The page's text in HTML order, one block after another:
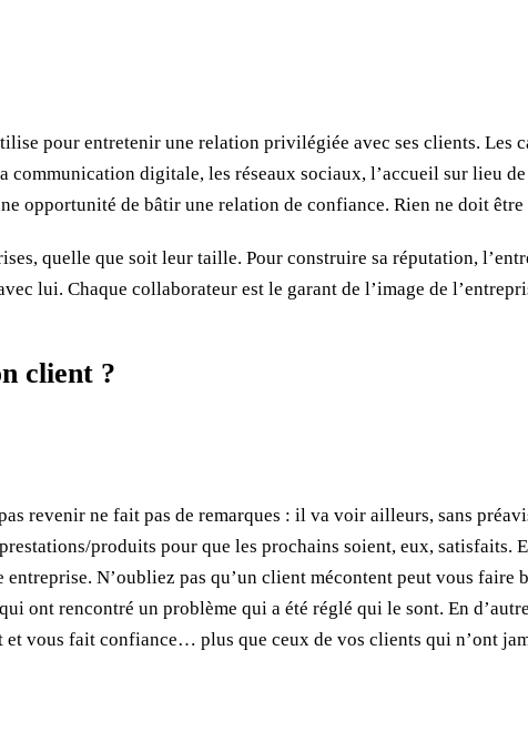
pour entretenir une relation privilégiée avec ses clients. Les
digitale, les réseaux sociaux, l’accueil sur lieu
opportunité de bâtir une relation de confiance. Rien ne doit
quelle que soit leur taille. Pour construire sa réputation,
lui. Chaque collaborateur est le garant de l’image de
client ?
revenir ne fait pas de remarques : il va voir ailleurs, sans
produits pour que les prochains soient, eux, satisfaits.
N’oubliez pas qu’un client mécontent peut vous faire
ont rencontré un problème qui a été réglé qui le sont. En
vous fait confiance… plus que ceux de vos clients qui n’ont